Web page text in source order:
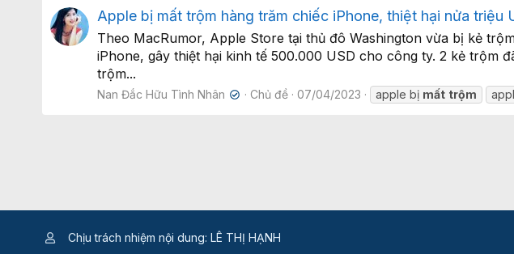
Apple bị mất trộm hàng trăm chiếc iPhone, thiệt hại nửa triệu
Theo MacRumor, Apple Store tại thủ đô Washington vừa bị kẻ
iPhone, gây thiệt hại kinh tế 500.000 USD cho công ty. 2 kẻ trộm
trộm...
Nan Đắc Hữu Tình Nhân ✔ Chủ đề 07/04/2023 apple bị mất trộm
Chịu trách nhiệm nội dung: LÊ THỊ HẠNH